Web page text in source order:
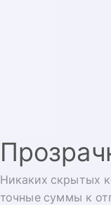
Никаких скрытых
точные суммы к